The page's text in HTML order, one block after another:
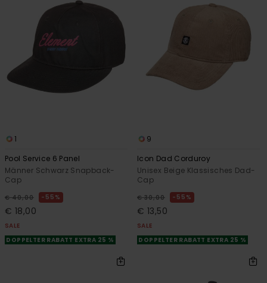
1
Pool Service 6 Panel
Männer Schwarz Snapback-
Cap
€ 40,00 55%
€ 18,00
SALE
DOPPELTER RABATT EXTRA 25 %
9
Icon Dad Corduroy
Unisex Beige Klassisches Dad-
Cap
€ 30,00 55%
€ 13,50
SALE
DOPPELTER RABATT EXTRA 25 %